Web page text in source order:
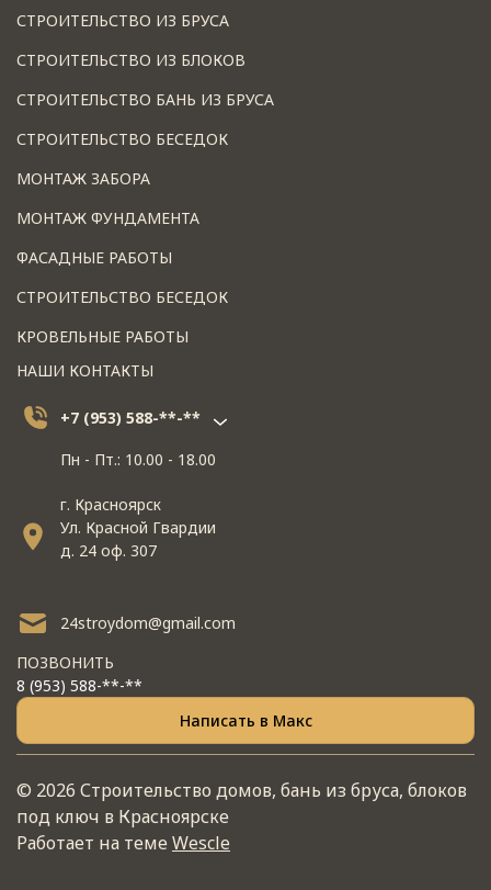
СТРОИТЕЛЬСТВО ИЗ БРУСА
СТРОИТЕЛЬСТВО ИЗ БЛОКОВ
СТРОИТЕЛЬСТВО БАНЬ ИЗ БРУСА
СТРОИТЕЛЬСТВО БЕСЕДОК
МОНТАЖ ЗАБОРА
МОНТАЖ ФУНДАМЕНТА
ФАСАДНЫЕ РАБОТЫ
СТРОИТЕЛЬСТВО БЕСЕДОК
КРОВЕЛЬНЫЕ РАБОТЫ
НАШИ КОНТАКТЫ
+7 (953) 588-**-**
Пн - Пт.: 10.00 - 18.00
г. Красноярск
Ул. Красной Гвардии
д. 24 оф. 307
24stroydom@gmail.com
ПОЗВОНИТЬ
8 (953) 588-**-**
Написать в Макс
© 2026 Строительство домов, бань из бруса, блоков
под ключ в Красноярске
Работает на темеWescle